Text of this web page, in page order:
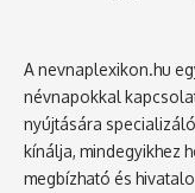
A nevnaplexikon.hu
névnapokkal
nyújtására
kínálja, mindegyikhez
megbízható és